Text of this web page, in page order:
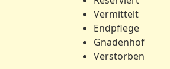
Vermittelt
Endpflege
Gnadenhof
Verstorben